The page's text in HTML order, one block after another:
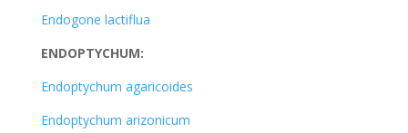
Endogone lactiflua
ENDOPTYCHUM:
Endoptychum agaricoides
Endoptychum arizonicum